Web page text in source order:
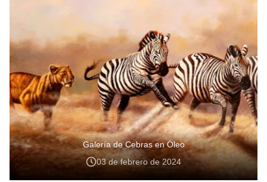
Galería de Cebras en Óleo
03 de febrero de 2024